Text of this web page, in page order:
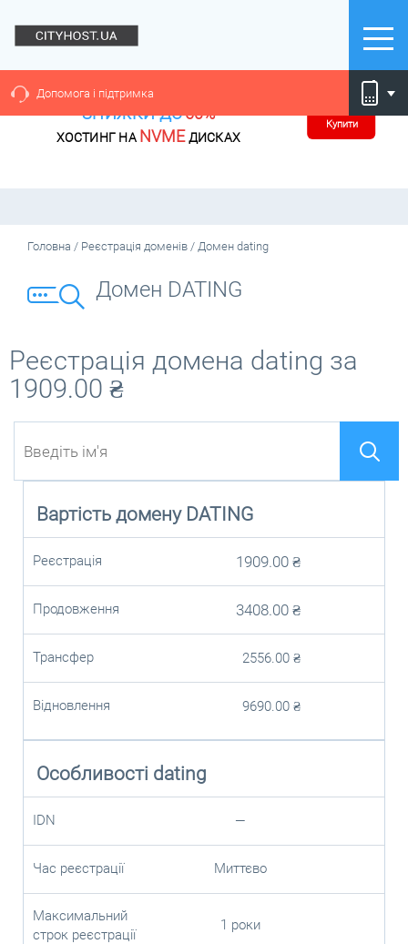
Допомога і підтримка
ЗНИЖКИ ДО60%
ХОСТИНГ НА NVMEДИСКАХ
Купити
Головна / Реєстрація доменів / Домен dating
Домен DATING
Реєстрація домена dating за
1909.00 ₴
Вартість домену DATING
Реєстрація 1909.00 ₴
Продовження 3408.00 ₴
Трансфер 2556.00 ₴
Відновлення 9690.00 ₴
Особливості dating
IDN —
Час реєстрації Миттєво
Максимальний
строк реєстрації
1 роки